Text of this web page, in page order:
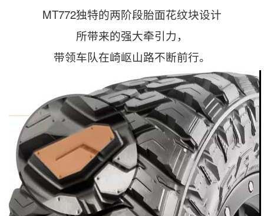
MT772独特的两阶段胎面花纹块设计
所带来的强大牵引力，
带领车队在崎岖山路不断前行。